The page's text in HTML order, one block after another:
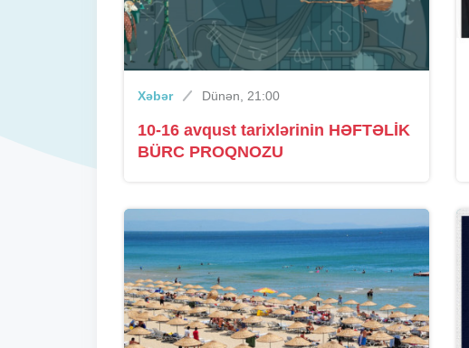
Xəbər Dünən, 21:00
10-16 avqust tarixlərinin HƏFTƏLİK
BÜRC PROQNOZU